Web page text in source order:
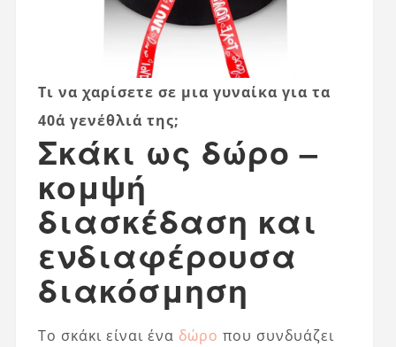
Τι να χαρίσετε σε μια γυναίκα για τα
40ά γενέθλιά της;
Σκάκι ως δώρο –
κομψή
διασκέδαση και
ενδιαφέρουσα
διακόσμηση
Το σκάκι είναι ένα δώρο που συνδυάζει